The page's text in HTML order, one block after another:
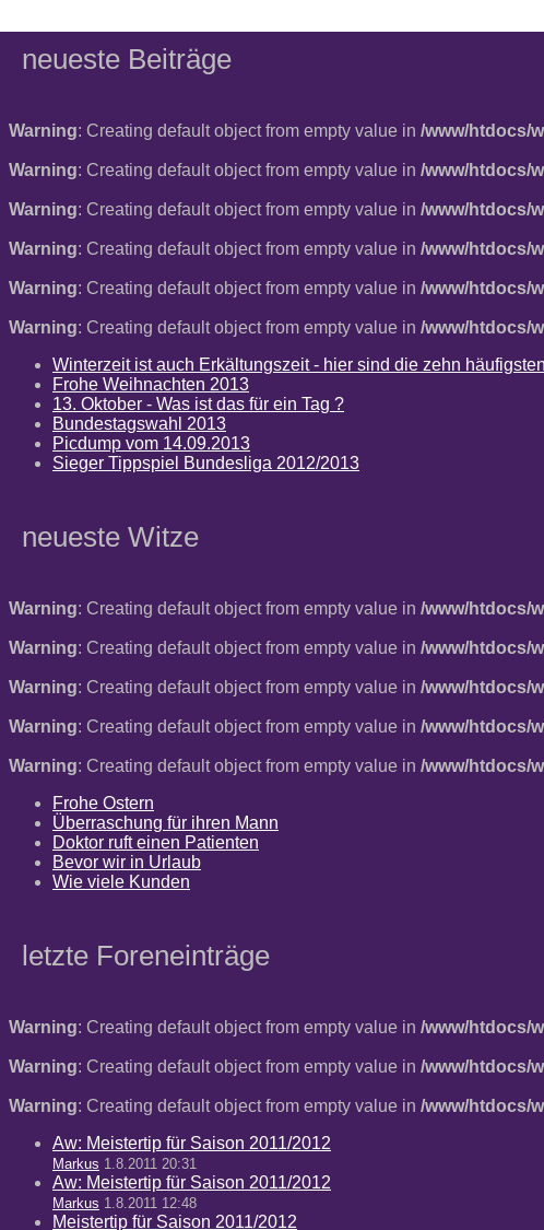
neueste Beiträge
Warning: Creating default object from empty value in /www/htdocs/
Warning: Creating default object from empty value in /www/htdocs/
Warning: Creating default object from empty value in /www/htdocs/
Warning: Creating default object from empty value in /www/htdocs/
Warning: Creating default object from empty value in /www/htdocs/
Warning: Creating default object from empty value in /www/htdocs/
Winterzeit ist auch Erkältungszeit - hier sind die zehn
Frohe Weihnachten 2013
13. Oktober - Was ist das für ein Tag ?
Bundestagswahl 2013
Picdump vom 14.09.2013
Sieger Tippspiel Bundesliga 2012/2013
neueste Witze
Warning: Creating default object from empty value in /www/htdocs/
Warning: Creating default object from empty value in /www/htdocs/
Warning: Creating default object from empty value in /www/htdocs/
Warning: Creating default object from empty value in /www/htdocs/
Warning: Creating default object from empty value in /www/htdocs/
Frohe Ostern
Überraschung für ihren Mann
Doktor ruft einen Patienten
Bevor wir in Urlaub
Wie viele Kunden
letzte Foreneinträge
Warning: Creating default object from empty value in /www/htdocs/
Warning: Creating default object from empty value in /www/htdocs/
Warning: Creating default object from empty value in /www/htdocs/
Aw: Meistertip für Saison 2011/2012
Markus 1.8.2011 20:31
Aw: Meistertip für Saison 2011/2012
Markus 1.8.2011 12:48
Meistertip für Saison 2011/2012